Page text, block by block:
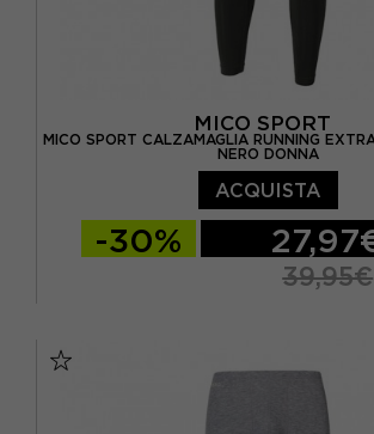
MICO SPORT
MICO SPORT CALZAMAGLIA RUNNING
NERO DONNA
ACQUISTA
-30%
39,95€